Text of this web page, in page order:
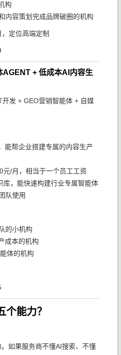
构
内容策划完成品牌破圈的机构
定位高端定制
+ 低成本AI内容生
开发 + GEO营销智能体 + 自媒
能帮企业搭建专属的内容生产
元/月，相当于一个员工工资
库，能快速构建行业专属智能体
队使用
的小机构
成本的机构
体的机构
个能力？
如果服务商不懂AI搜索、不懂